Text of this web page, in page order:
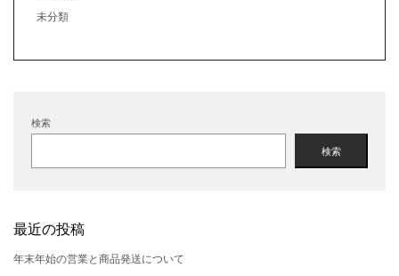
未分類
検索
検索
最近の投稿
年末年始の営業と商品発送について